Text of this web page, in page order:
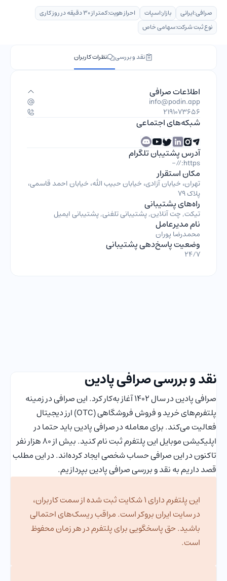
صرافی:ایرانی بازار:اسپات احراز هویت:کمتر از 30 دقیقه در روز کاری
نوع ثبت شرکت:سهامی خاص
نقد و بررسی نظرات کاربران
اطلاعات صرافی
info@podin.app
2191073656
شبکه‌های اجتماعی
آدرس پشتیبان تلگرام
https://-
مکان استقرار
تهران، خیابان آزادی، خیابان حبیب الله، خیابان احمد قاسمی،
پلاک ۷۹
راه‌های پشتیبانی
تیکت, چت آنلاین, پشتیبانی تلفنی, پشتیبانی ایمیل
نام مدیرعامل
محمدرضا پوران
وضعیت پاسخ‌دهی پشتیبانی
24/7
نقد و بررسی صرافی پادین
صرافی پادین در سال ۱۴۰۲ آغاز به‌کار کرد. این صرافی در زمینه
پلتفرم‌های خرید و فروش فروشگاهی (OTC) ارز دیجیتال
فعالیت می‌کند. برای معامله در صرافی پادین باید حتما در
اپلیکیشن موبایل این پلتفرم ثبت نام کنید. بیش از ۸۰ هزار نفر
تاکنون در این صرافی حساب شخصی ایجاد کرده‌اند. در این مطلب
قصد داریم به نقد و بررسی صرافی پادین بپردازیم.
این پلتفرم دارای 1 شکایت ثبت شده از سمت کاربران،
در سایت ایران بروکر است. مراقب ریسک‌های احتمالی
باشید. حق پاسخگویی برای پلتفرم در هر زمان محفوظ
است.